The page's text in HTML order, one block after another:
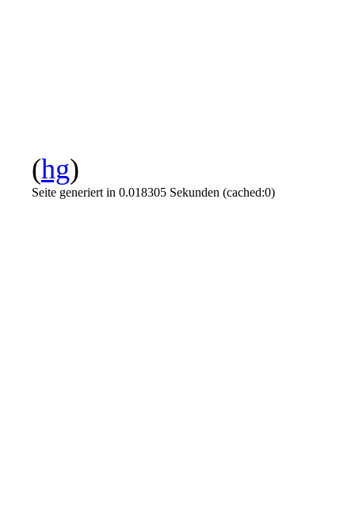
(hg)
Seite generiert in 0.018305 Sekunden (cached:0)